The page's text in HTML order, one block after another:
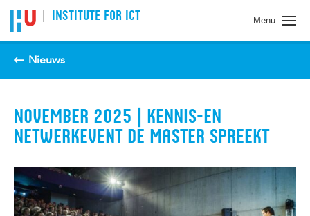
Spring naar pagina inhoud
INSTITUTE FOR ICT Menu
Nieuws
NOVEMBER 2025 | KENNIS-EN
NETWERKEVENT DE MASTER SPREEKT